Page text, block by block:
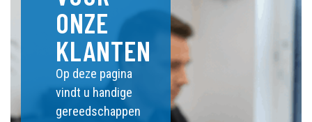
ONZE
KLANTEN
Op deze pagina
vindt u handige
gereedschappen